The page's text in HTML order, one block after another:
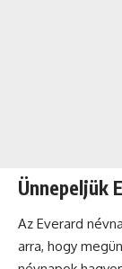
Ünnepeljük
Az Everard
arra, hogy